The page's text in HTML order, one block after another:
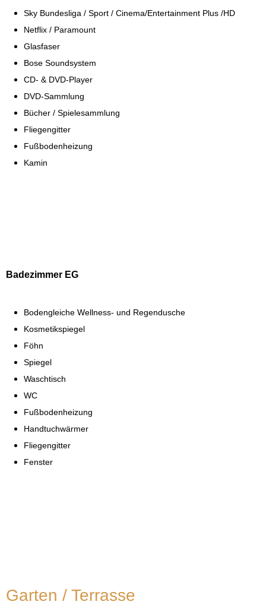
Sky Bundesliga / Sport / Cinema/Entertainment Plus /HD
Netflix / Paramount
Glasfaser
Bose Soundsystem
CD- & DVD-Player
DVD-Sammlung
Bücher / Spielesammlung
Fliegengitter
Fuß­bo­den­hei­zung
Kamin
Badezimmer EG
Bodengleiche Wellness- und Regendusche
Kosmetikspiegel
Föhn
Spiegel
Waschtisch
WC
Fußbodenheizung
Handtuchwärmer
Fliegengitter
Fenster
Garten / Terrasse